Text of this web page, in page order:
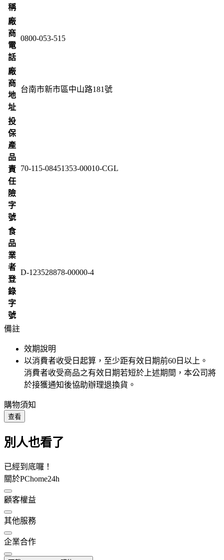
稱
廠
商
電
話
0800-053-515
廠
商
地
址
台南市新市區中山路181號
投
保
產
品
責
任
險
字
號
70-115-08451353-00010-CGL
食
品
業
者
登
錄
字
號
D-123528878-00000-4
備註
效期說明
以消費者收受日起算，至少距有效日期前60 日以上。
消費者收受商品之有效日期若短於上述期間，本公司將
於接獲通知後協助辦理退換貨。
購物須知
查看
別人也看了
已經到底囉！
關於PChome24h
顧客權益
其他服務
企業合作